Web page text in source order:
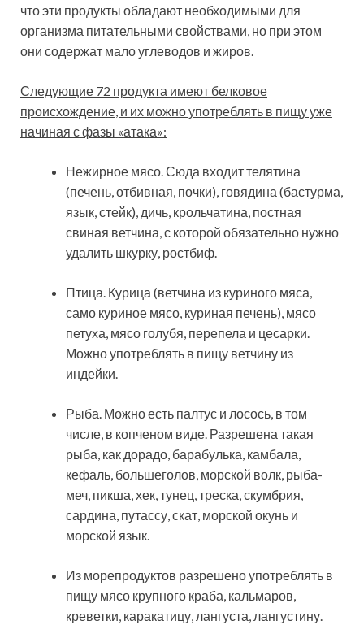
что эти продукты обладают необходимыми для
организма питательными свойствами, но при этом
они содержат мало углеводов и жиров.
Следующие 72 продукта имеют белковое
происхождение, и их можно употреблять в пищу уже
начиная с фазы «атака»:
Нежирное мясо. Сюда входит телятина
(печень, отбивная, почки), говядина (бастурма,
язык, стейк), дичь, крольчатина, постная
свиная ветчина, с которой обязательно нужно
удалить шкурку, ростбиф.
Птица. Курица (ветчина из куриного мяса,
само куриное мясо, куриная печень), мясо
петуха, мясо голубя, перепела и цесарки.
Можно употреблять в пищу ветчину из
индейки.
Рыба. Можно есть палтус и лосось, в том
числе, в копченом виде. Разрешена такая
рыба, как дорадо, барабулька, камбала,
кефаль, большеголов, морской волк, рыба-
меч, пикша, хек, тунец, треска, скумбрия,
сардина, путассу, скат, морской окунь и
морской язык.
Из морепродуктов разрешено употреблять в
пищу мясо крупного краба, кальмаров,
креветки, каракатицу, лангуста, лангустину.